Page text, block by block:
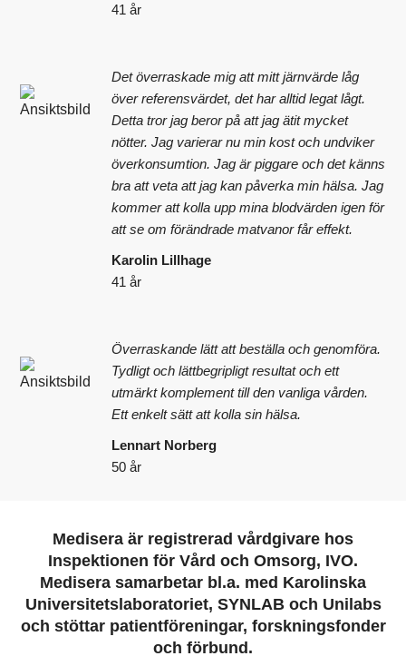
41 år
Det överraskade mig att mitt järnvärde låg
över referensvärdet, det har alltid legat lågt.
Detta tror jag beror på att jag ätit mycket
nötter. Jag varierar nu min kost och undviker
överkonsumtion. Jag är piggare och det känns
bra att veta att jag kan påverka min hälsa. Jag
kommer att kolla upp mina blodvärden igen för
att se om förändrade matvanor får effekt.
Karolin Lillhage
41 år
Överraskande lätt att beställa och genomföra.
Tydligt och lättbegripligt resultat och ett
utmärkt komplement till den vanliga vården.
Ett enkelt sätt att kolla sin hälsa.
Lennart Norberg
50 år
Medisera är registrerad vårdgivare hos
Inspektionen för Vård och Omsorg, IVO.
Medisera samarbetar bl.a. med Karolinska
Universitetslaboratoriet, SYNLAB och Unilabs
och stöttar patientföreningar, forskningsfonder
och förbund.